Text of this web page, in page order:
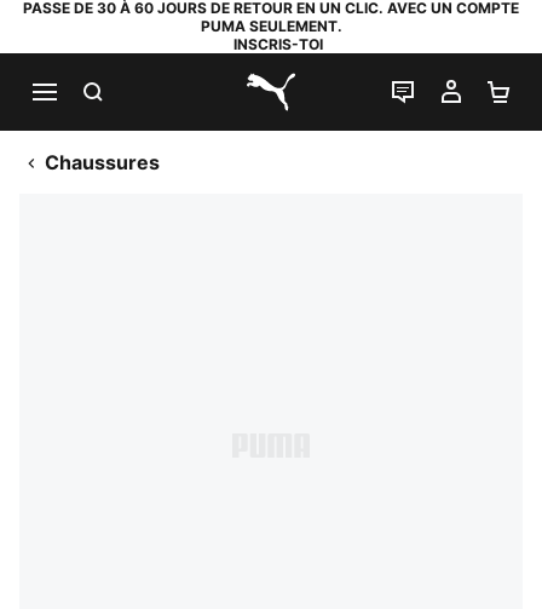
PASSE DE 30 À 60 JOURS DE RETOUR EN UN CLIC. AVEC UN COMPTE
PUMA SEULEMENT.
INSCRIS-TOI
PUMA.com
LIVE CHAT
MON
Chaussures